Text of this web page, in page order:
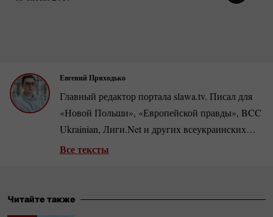
Евгений Приходько
Главный редактор портала slawa.tv. Писал для
«Новой Польши», «Европейской правды», BCC
Ukrainian, Лиги.Net и других всеукраинских
изданий. Автор репортажей, в частности, из
Все тексты
Читайте также